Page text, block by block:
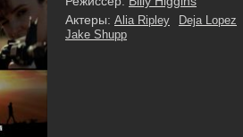
Актеры: Alia Ripley Deja Lopez
Jake Shupp